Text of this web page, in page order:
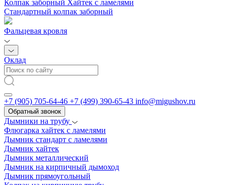
Колпак заборный Хайтек с ламелями
Стандартный колпак заборный
Фальцевая кровля
Оклад
+7 (905) 705-64-46 +7 (499) 390-65-43 info@migushov.ru
Обратный звонок
Дымники на трубу
Флюгарка хайтек с ламелями
Дымник стандарт с ламелями
Дымник хайтек
Дымник металлический
Дымник на кирпичный дымоход
Дымник прямоугольный